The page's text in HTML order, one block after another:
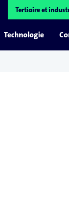
Tertiaire et
Technologie